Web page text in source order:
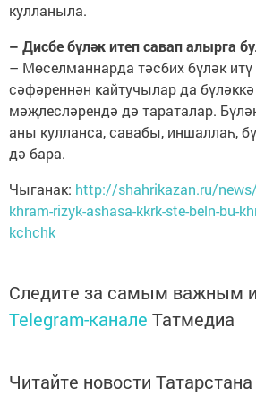
кулланыла.
– Дисбе бүләк итеп савап алырга
– Мөселманнарда тәсбих бүләк
сәфәреннән кайтучылар да
мәҗлесләрендә дә тараталар.
аны кулланса, савабы, иншаллаһ,
дә бара.
Чыганак: http://shahrikazan.ru/
khram-rizyk-ashasa-kkrk-ste-beln-bu-
kchchk
Следите за самым важным
Telegram-канале Татмедиа
Читайте новости